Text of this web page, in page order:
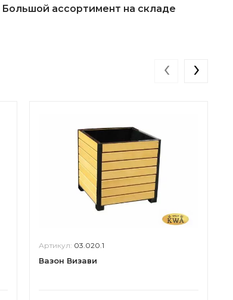
Большой ассортимент на складе
Артикул: 03.020.1
Вазон Визави
‹ ›